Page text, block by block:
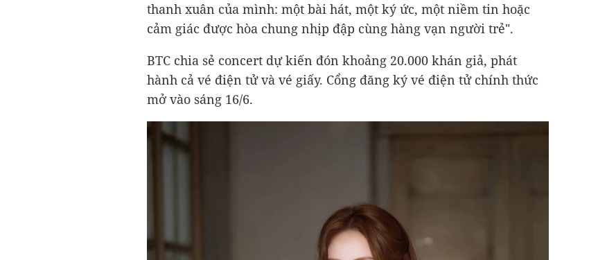
thanh xuân của mình: một bài hát, một ký ức, một niềm tin hoặc
cảm giác được hòa chung nhịp đập cùng hàng vạn người trẻ".
BTC chia sẻ concert dự kiến đón khoảng 20.000 khán giả, phát
hành cả vé điện tử và vé giấy. Cổng đăng ký vé điện tử chính thức
mở vào sáng 16/6.